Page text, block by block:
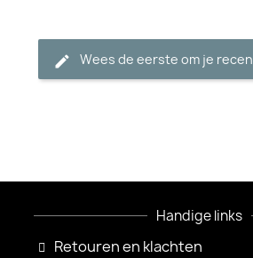
Wees de eerste om je
Handige links
Retouren en klachten